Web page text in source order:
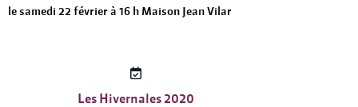
le samedi 22 février à 16 h Maison Jean Vilar
Les Hivernales 2020